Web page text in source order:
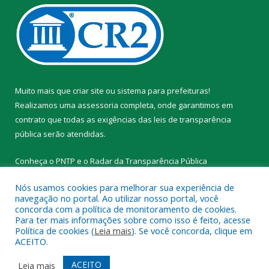
Muito mais que criar site ou sistema para prefeituras!
Realizamos uma assessoria completa, onde garantimos em
contrato que todas as exigências das leis de transparência
pública serão atendidas.
Conheça o PNTP e o Radar da Transparência Pública
Todos os direitos reservados a Prefeitura Municipal de Novo
Progresso.
Mapa do Site Acessar Área Administrativa
Nós usamos cookies para melhorar sua experiência de
navegação no portal. Ao utilizar nosso portal, você
concorda com a política de monitoramento de cookies.
Para ter mais informações sobre como isso é feito, acesse
Política de cookies (Leia mais). Se você concorda, clique em
ACEITO.
Leia mais
ACEITO